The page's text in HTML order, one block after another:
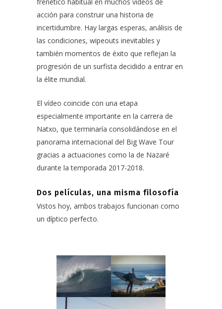
acción para construir una historia de
incertidumbre. Hay largas esperas, análisis de
las condiciones, wipeouts inevitables y
también momentos de éxito que reflejan la
progresión de un surfista decidido a entrar en
la élite mundial.
El vídeo coincide con una etapa
especialmente importante en la carrera de
Natxo, que terminaría consolidándose en el
panorama internacional del Big Wave Tour
gracias a actuaciones como la de Nazaré
durante la temporada 2017-2018.
Dos películas, una misma filosofía
Vistos hoy, ambos trabajos funcionan como
un díptico perfecto.